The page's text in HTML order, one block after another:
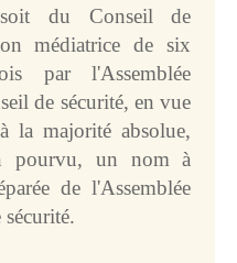
soit du Conseil de
médiatrice de six
par l'Assemblée
de sécurité, en vue
la majorité absolue,
pourvu, un nom à
de l'Assemblée